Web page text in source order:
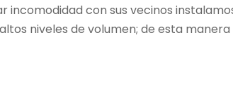
con sus vecinos
niveles de volumen; de esta